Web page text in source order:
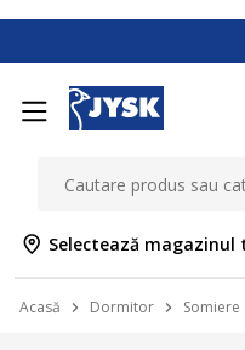
Selectează magazinul
Acasă Dormitor Somiere